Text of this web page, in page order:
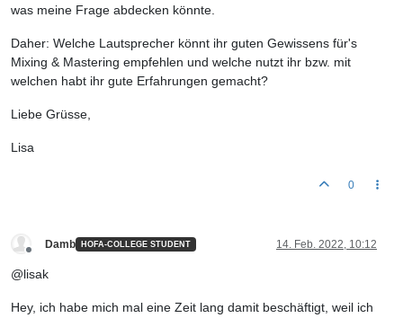
was meine Frage abdecken könnte.
Daher: Welche Lautsprecher könnt ihr guten Gewissens für's
Mixing & Mastering empfehlen und welche nutzt ihr bzw. mit
welchen habt ihr gute Erfahrungen gemacht?
Liebe Grüsse,
Lisa
0
Damb HOFA-COLLEGE STUDENT 14. Feb. 2022, 10:12
@lisak
Hey, ich habe mich mal eine Zeit lang damit beschäftigt, weil ich